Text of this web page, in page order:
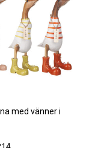
med vänner i